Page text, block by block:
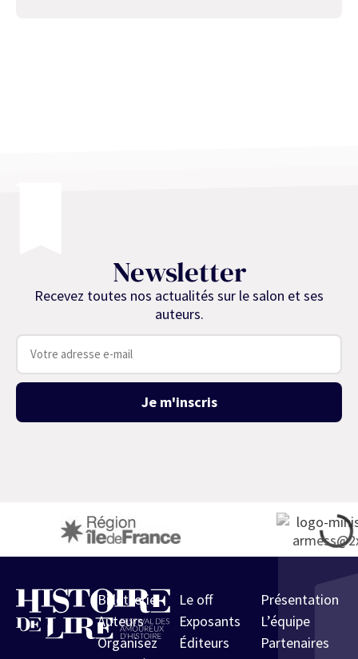
Newsletter
Recevez toutes nos actualités sur le salon et ses
auteurs.
Je m'inscris
Billetterie
Auteurs
Organisez
Le off
Exposants
Éditeurs
Présentation
L’équipe
Partenaires